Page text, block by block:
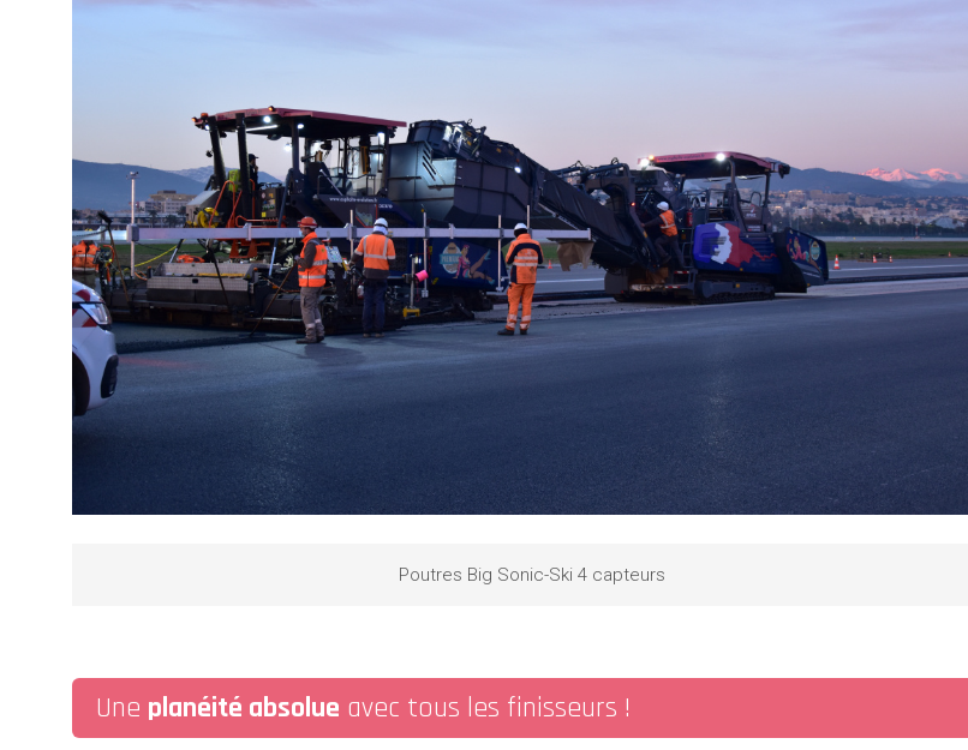
Poutres Big Sonic-Ski 4 capteurs
Une planéité absolue avec tous les finisseurs !